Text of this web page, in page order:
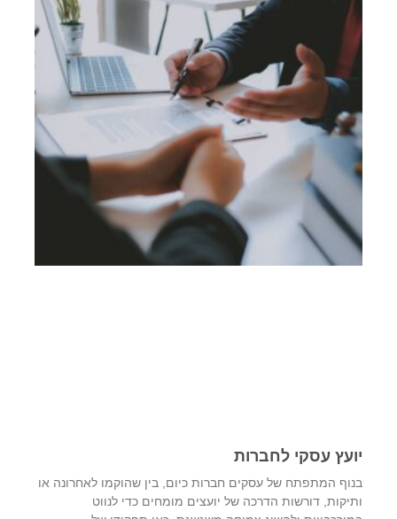
יועץ עסקי לחברות
בנוף המתפתח של עסקים חברות כיום, בין שהוקמו לאחרונה או
ותיקות, דורשות הדרכה של יועצים מומחים כדי לנווט